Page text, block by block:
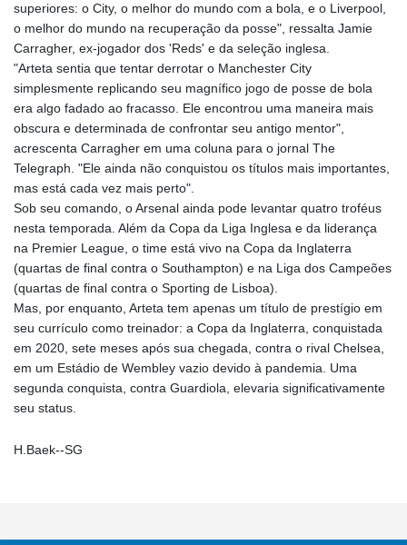
superiores: o City, o melhor do mundo com a bola, e o Liverpool,
o melhor do mundo na recuperação da posse", ressalta Jamie
Carragher, ex-jogador dos 'Reds' e da seleção inglesa.
"Arteta sentia que tentar derrotar o Manchester City
simplesmente replicando seu magnífico jogo de posse de bola
era algo fadado ao fracasso. Ele encontrou uma maneira mais
obscura e determinada de confrontar seu antigo mentor",
acrescenta Carragher em uma coluna para o jornal The
Telegraph. "Ele ainda não conquistou os títulos mais importantes,
mas está cada vez mais perto".
Sob seu comando, o Arsenal ainda pode levantar quatro troféus
nesta temporada. Além da Copa da Liga Inglesa e da liderança
na Premier League, o time está vivo na Copa da Inglaterra
(quartas de final contra o Southampton) e na Liga dos Campeões
(quartas de final contra o Sporting de Lisboa).
Mas, por enquanto, Arteta tem apenas um título de prestígio em
seu currículo como treinador: a Copa da Inglaterra, conquistada
em 2020, sete meses após sua chegada, contra o rival Chelsea,
em um Estádio de Wembley vazio devido à pandemia. Uma
segunda conquista, contra Guardiola, elevaria significativamente
seu status.
H.Baek--SG